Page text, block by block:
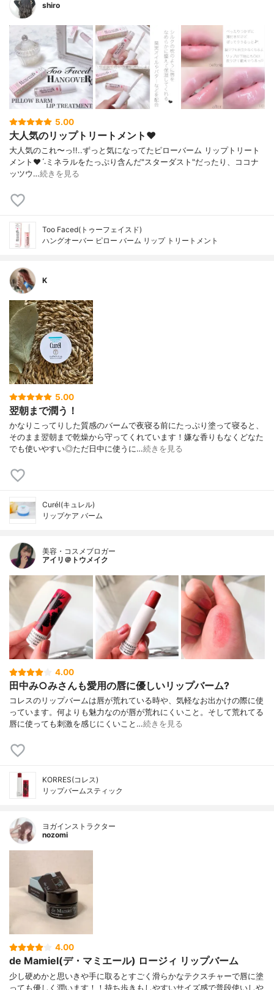
shiro
5.00
大人気のリップトリートメント❤︎
大人気のこれ〜っ!! . . ずっと気になってた ピローバーム リップトリート
メント❤︎ˊ˗ ミネラルをたっぷり含んだ"スターダスト" だったり、ココナ
ッツウ…続きを見る
Too Faced(トゥーフェイスド)
ハングオーバー ピロー バーム リップ トリートメント
K
5.00
翌朝まで潤う！
かなりこってりした質感のバームで夜寝る前にたっぷり塗って寝ると、
そのまま翌朝まで乾燥から守ってくれています！嫌な香りもなくどなた
でも使いやすい◎ただ日中に使うに…続きを見る
Curél(キュレル)
リップケア バーム
美容・コスメブロガー
アイリ＠トウメイク
4.00
田中み○みさんも愛用の唇に優しいリップバーム?
コレスのリップバームは唇が荒れている時や、気軽なお出かけの際に使
っています。何よりも魅力なのが唇が荒れにくいこと。そして荒れてる
唇に使っても刺激を感じにくいこと…続きを見る
KORRES(コレス)
リップバームスティック
ヨガインストラクター
nozomi
4.00
de Mamiel(デ・マミエール) ロージィ リップバーム
少し硬めかと思いきや手に取るとすごく滑らかなテクスチャーで唇に塗
っても優しく潤います！！持ち歩きもしやすいサイズ感で普段使いしや